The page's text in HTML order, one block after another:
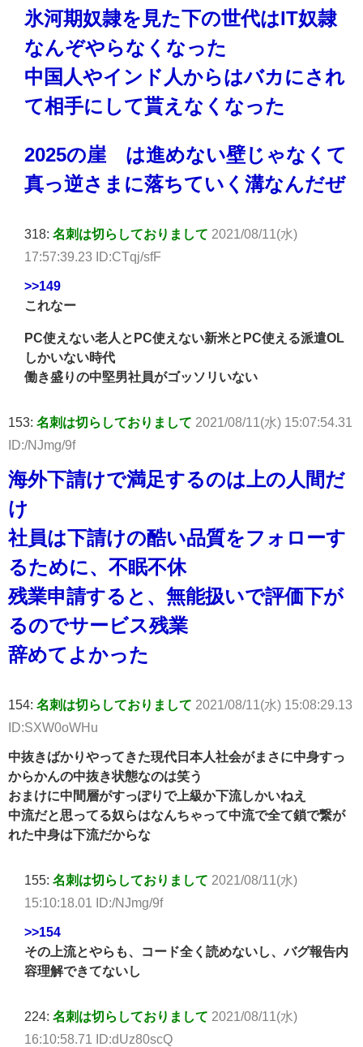
氷河期奴隷を見た下の世代はIT奴隷
なんぞやらなくなった
中国人やインド人からはバカにされ
て相手にして貰えなくなった
2025の崖 は進めない壁じゃなくて
真っ逆さまに落ちていく溝なんだぜ
318: 名刺は切らしておりまして 2021/08/11(水)
17:57:39.23 ID:CTqj/sfF
>>149
これなー
PC使えない老人とPC使えない新米とPC使える派遣OL
しかいない時代
働き盛りの中堅男社員がゴッソリいない
153: 名刺は切らしておりまして 2021/08/11(水) 15:07:54.31
ID:/NJmg/9f
海外下請けで満足するのは上の人間だ
け
社員は下請けの酷い品質をフォローす
るために、不眠不休
残業申請すると、無能扱いで評価下が
るのでサービス残業
辞めてよかった
154: 名刺は切らしておりまして 2021/08/11(水) 15:08:29.13
ID:SXW0oWHu
中抜きばかりやってきた現代日本人社会がまさに中身すっ
からかんの中抜き状態なのは笑う
おまけに中間層がすっぽりで上級か下流しかいねえ
中流だと思ってる奴らはなんちゃって中流で全て鎖で繋が
れた中身は下流だからな
155: 名刺は切らしておりまして 2021/08/11(水)
15:10:18.01 ID:/NJmg/9f
>>154
その上流とやらも、コード全く読めないし、バグ報告内
容理解できてないし
224: 名刺は切らしておりまして 2021/08/11(水)
16:10:58.71 ID:dUz80scQ